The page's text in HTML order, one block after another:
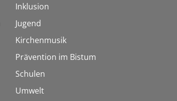
Inklusion
Jugend
Kirchenmusik
Prävention im Bistum
Schulen
Umwelt